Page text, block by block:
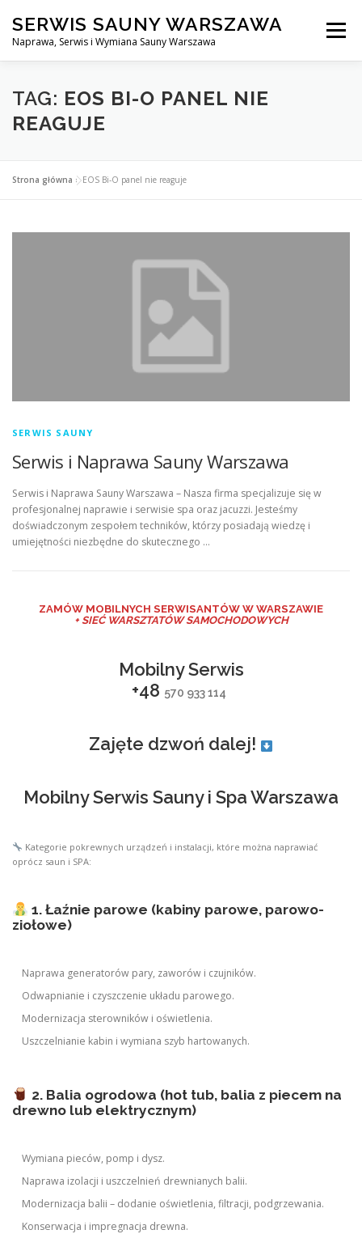
treści
SERWIS SAUNY WARSZAWA
Naprawa, Serwis i Wymiana Sauny Warszawa
Menu
SERWIS DO SAUNY WARSZAWA BLOG
TAG: EOS BI-O PANEL NIE
REAGUJE
Strona główna »EOS Bi-O panel nie reaguje
SERWIS SAUNY
Serwis i Naprawa Sauny Warszawa
Serwis i Naprawa Sauny Warszawa – Nasza firma specjalizuje się w
profesjonalnej naprawie i serwisie spa oraz jacuzzi. Jesteśmy
doświadczonym zespołem techników, którzy posiadają wiedzę i
umiejętności niezbędne do skutecznego …
ZAMÓW MOBILNYCH SERWISANTÓW W WARSZAWIE
+ SIEĆ WARSZTATÓW SAMOCHODOWYCH
Mobilny Serwis
+48 570 933 114
Zajęte dzwoń dalej!
Mobilny Serwis Sauny i Spa Warszawa
Kategorie pokrewnych urządzeń i instalacji, które można naprawiać
oprócz saun i SPA:
1. Łaźnie parowe (kabiny parowe, parowo-
ziołowe)
Naprawa generatorów pary, zaworów i czujników.
Odwapnianie i czyszczenie układu parowego.
Modernizacja sterowników i oświetlenia.
Uszczelnianie kabin i wymiana szyb hartowanych.
2. Balia ogrodowa (hot tub, balia z piecem na
drewno lub elektrycznym)
Wymiana pieców, pomp i dysz.
Naprawa izolacji i uszczelnień drewnianych balii.
Modernizacja balii – dodanie oświetlenia, filtracji, podgrzewania.
Konserwacja i impregnacja drewna.